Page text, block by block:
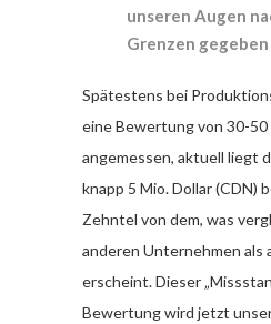
unseren Augen
Grenzen gegeben
Spätestens bei
eine Bewertung von 30-50
angemessen, aktuell liegt
knapp 5 Mio. Dollar (CDN)
Zehntel von dem, was
anderen Unternehmen als
erscheint. Dieser
Bewertung wird jetzt